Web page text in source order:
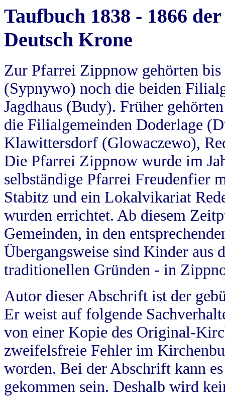
Taufbuch 1838 - 1866
Deutsch Krone
Zur Pfarrei Zippnow gehörten
(Sypnywo) noch die beiden
Jagdhaus (Budy). Früher
die Filialgemeinden Doderlage
Klawittersdorf (Glowaczewo),
Die Pfarrei Zippnow wurde im
selbständige Pfarrei Freudenfier
Stabitz und ein Lokalvikariat
wurden errichtet. Ab diesem
Gemeinden, in den
Übergangsweise sind Kinder aus
traditionellen Gründen - in
Autor dieser Abschrift ist der
Er weist auf folgende
von einer Kopie des Original-
zweifelsfreie Fehler im
worden. Bei der Abschrift kann
gekommen sein. Deshalb wird